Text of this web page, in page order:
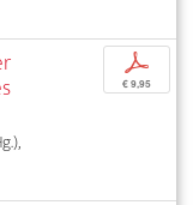
p
€ 9,95